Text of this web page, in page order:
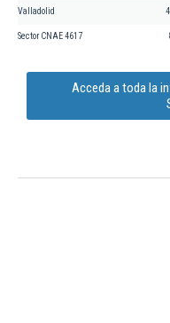
Valladolid
Sector CNAE 4617
Acceda a toda la